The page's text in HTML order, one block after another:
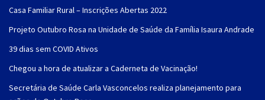
Casa Familiar Rural – Inscrições Abertas 2022
Projeto Outubro Rosa na Unidade de Saúde da Família Isaura Andrade
39 dias sem COVID Ativos
Chegou a hora de atualizar a Caderneta de Vacinação!
Secretária de Saúde Carla Vasconcelos realiza planejamento para